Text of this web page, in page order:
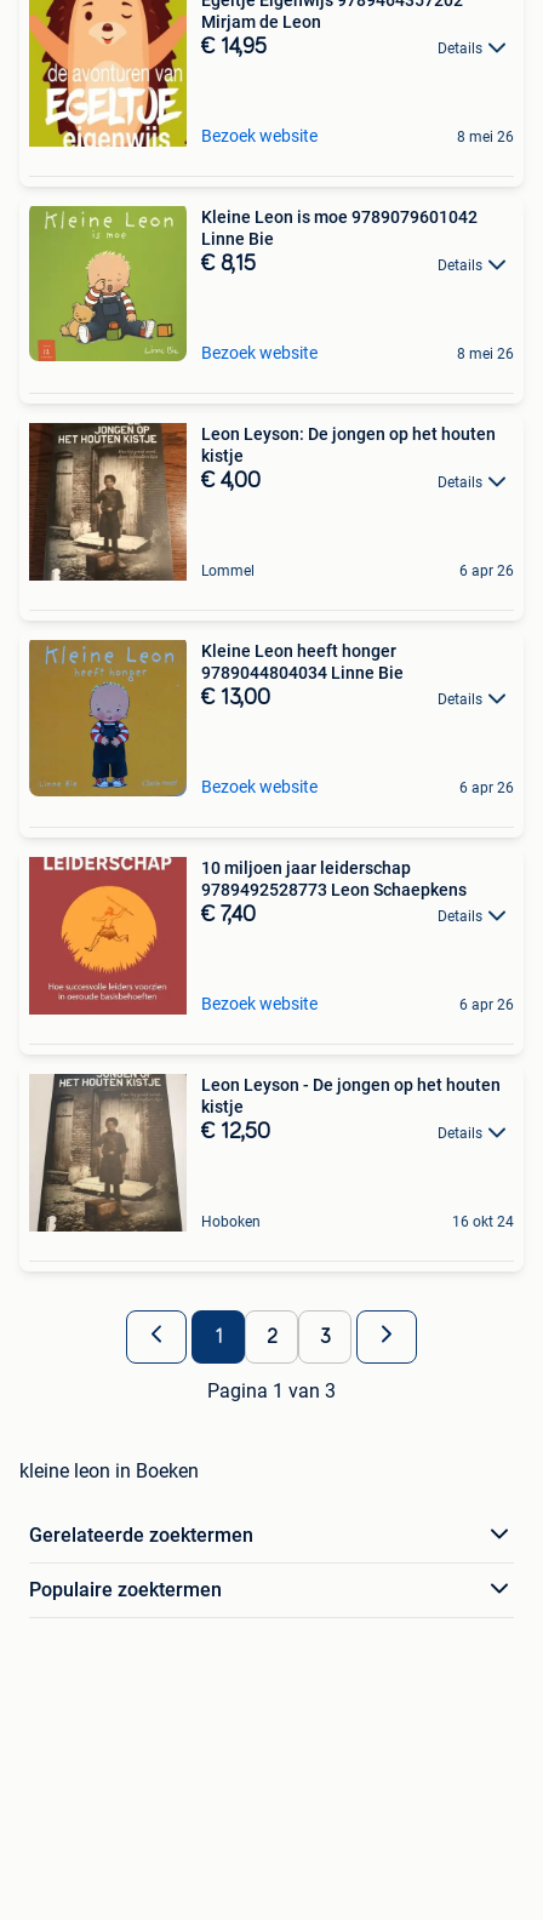
Mirjam de Leon
€ 14,95 Details
Bezoek website 8 mei 26
Kleine Leon is moe 9789079601042
Linne Bie
€ 8,15 Details
Bezoek website 8 mei 26
Leon Leyson: De jongen op het houten
kistje
€ 4,00 Details
Lommel 6 apr 26
Kleine Leon heeft honger
9789044804034 Linne Bie
€ 13,00 Details
Bezoek website 6 apr 26
10 miljoen jaar leiderschap
9789492528773 Leon Schaepkens
€ 7,40 Details
Bezoek website 6 apr 26
Leon Leyson - De jongen op het houten
kistje
€ 12,50 Details
Hoboken 16 okt 24
1 2 3
Pagina 1 van 3
kleine leon in Boeken
Gerelateerde zoektermen
Populaire zoektermen